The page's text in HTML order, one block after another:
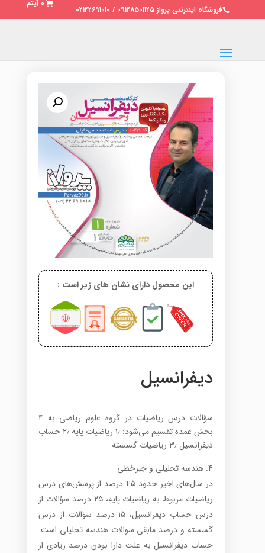
فروشگاه اینترنتی پرواز 09128501125 / 02122691010
0 آیتم
این محصول دارای نشان های زیر است :
دیفرانسیل
سؤالات درس ریاضیات در گروه علوم ریاضی به ۴
بخش عمده تقسیم می‌شود: ۱٫ ریاضیات پایه ۲٫ حساب
دیفرانسیل ۳٫ ریاضیات گسسته
هندسه تحلیلی و جبرخطی
در سال‌های اخیر حدود ۴۵ درصد از پرسش‌های درس
ریاضیات مربوط به ریاضیات پایه، ۲۵ درصد سؤالات از
درس حساب دیفرانسیل، ۱۵ درصد سؤالات از درس
گسسته و درصد مابقی سوالات هندسه تحلیلی است.
حساب دیفرانسیل به علت دارا بودن درصد زیادی از